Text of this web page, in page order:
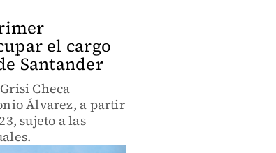
el cargo
Santander
Checa
Álvarez, a partir
sujeto a las